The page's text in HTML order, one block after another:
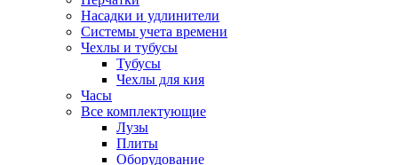
Насадки и удлинители
Системы учета времени
Чехлы и тубусы
Тубусы
Чехлы для кия
Часы
Все комплектующие
Лузы
Плиты
Оборудование